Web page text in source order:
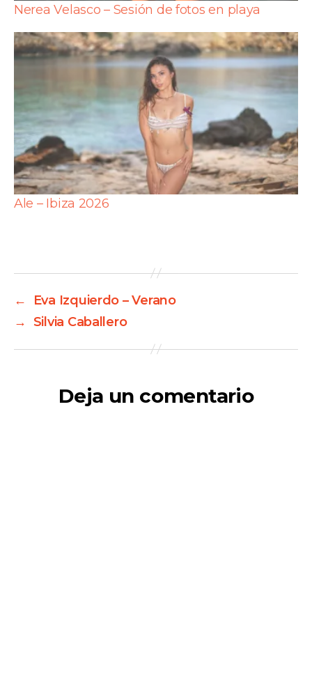
Nerea Velasco – Sesión de fotos en playa
Ale – Ibiza 2026
←
Eva Izquierdo – Verano
→ Silvia Caballero
Deja un comentario